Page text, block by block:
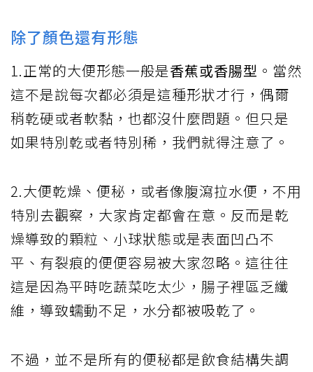
除了顏色還有形態
1.正常的大便形態一般是香蕉或香腸型 。當然
這不是說每次都必須是這種形狀才行，偶爾
稍乾硬或者軟黏，也都沒什麼問題。但只是
如果特別乾或者特別稀，我們就得注意了。
2.大便乾燥、便秘，或者像腹瀉拉水便，不用
特別去觀察，大家肯定都會在意。反而是乾
燥導致的顆粒、小球狀態或是表面凹凸不
平、有裂痕的便便容易被大家忽略。這往往
這是因為平時吃蔬菜吃太少，腸子裡區乏纖
維，導致蠕動不足，水分都被吸乾了。
不過，並不是所有的便秘都是飲食結構失調